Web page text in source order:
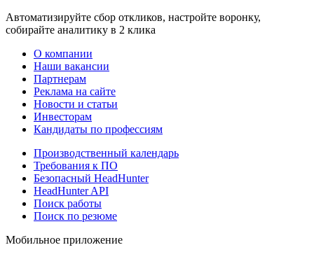
Автоматизируйте сбор откликов, настройте воронку,
собирайте аналитику в 2 клика
О компании
Наши вакансии
Партнерам
Реклама на сайте
Новости и статьи
Инвесторам
Кандидаты по профессиям
Производственный календарь
Требования к ПО
Безопасный HeadHunter
HeadHunter API
Поиск работы
Поиск по резюме
Мобильное приложение